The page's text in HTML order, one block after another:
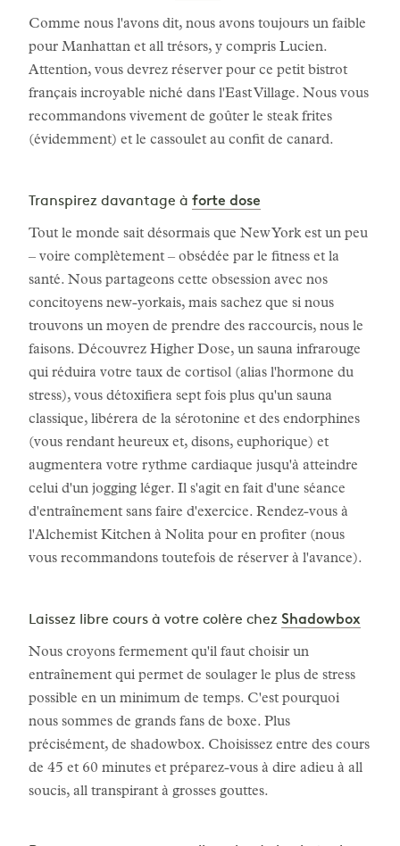
Comme nous l'avons dit, nous avons toujours un faible
pour Manhattan et all trésors, y compris Lucien.
Attention, vous devrez réserver pour ce petit bistrot
français incroyable niché dans l'East Village. Nous vous
recommandons vivement de goûter le steak frites
(évidemment) et le cassoulet au confit de canard.
Transpirez davantage à forte dose
Tout le monde sait désormais que New York est un peu
– voire complètement – obsédée par le fitness et la
santé. Nous partageons cette obsession avec nos
concitoyens new-yorkais, mais sachez que si nous
trouvons un moyen de prendre des raccourcis, nous le
faisons. Découvrez Higher Dose, un sauna infrarouge
qui réduira votre taux de cortisol (alias l'hormone du
stress), vous détoxifiera sept fois plus qu'un sauna
classique, libérera de la sérotonine et des endorphines
(vous rendant heureux et, disons, euphorique) et
augmentera votre rythme cardiaque jusqu'à atteindre
celui d'un jogging léger. Il s'agit en fait d'une séance
d'entraînement sans faire d'exercice. Rendez-vous à
l'Alchemist Kitchen à Nolita pour en profiter (nous
vous recommandons toutefois de réserver à l'avance).
Laissez libre cours à votre colère chez Shadowbox
Nous croyons fermement qu'il faut choisir un
entraînement qui permet de soulager le plus de stress
possible en un minimum de temps. C'est pourquoi
nous sommes de grands fans de boxe. Plus
précisément, de shadowbox. Choisissez entre des cours
de 45 et 60 minutes et préparez-vous à dire adieu à all
soucis, all transpirant à grosses gouttes.